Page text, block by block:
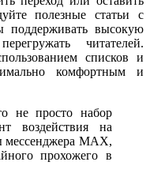
полезные статьи с
поддерживать высокую
читателей.
списков и
комфортным и
не просто набор
воздействия на
мессенджера MAX,
прохожего в